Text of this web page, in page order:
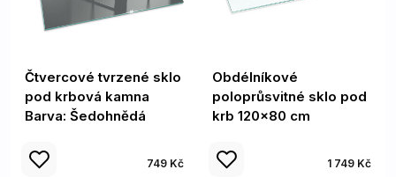
Čtvercové tvrzené sklo
pod krbová kamna
Barva: Šedohnědá
749 Kč
Obdélníkové
poloprůsvitné sklo pod
krb 120x80 cm
1 749 Kč